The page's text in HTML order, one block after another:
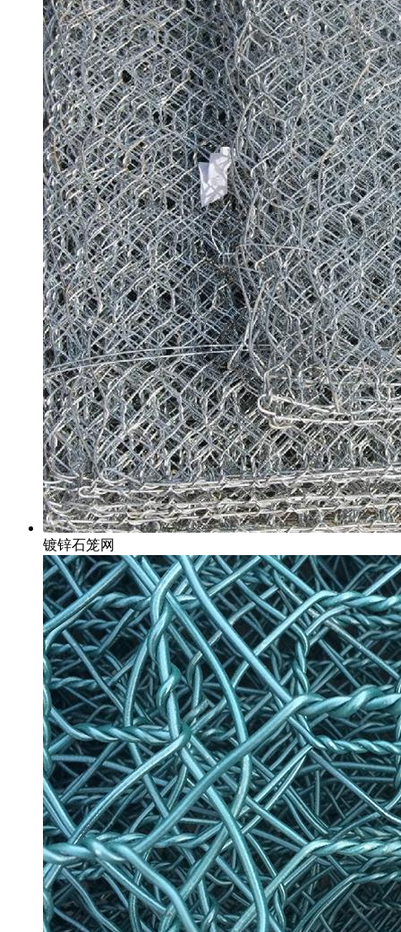
镀锌石笼网